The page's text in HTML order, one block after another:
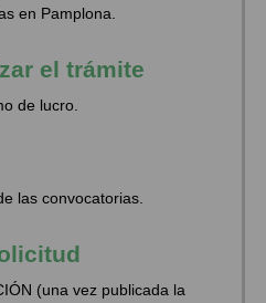
en Pamplona.
el trámite
de lucro.
las convocatorias.
(una vez publicada la